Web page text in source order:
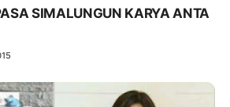
SIMALUNGUN KARYA ANTA